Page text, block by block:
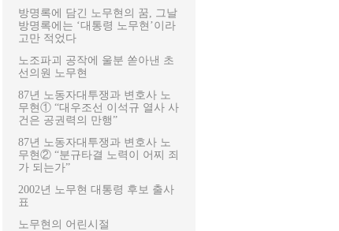
방명록에 담긴 노무현의 꿈, 그날
방명록에는 ‘대통령 노무현’이라
고만 적었다
노조파괴 공작에 울분 쏟아낸 초
선의원 노무현
87년 노동자대투쟁과 변호사 노
무현① “대우조선 이석규 열사 사
건은 공권력의 만행”
87년 노동자대투쟁과 변호사 노
무현② “분규타결 노력이 어찌 죄
가 되는가”
2002년 노무현 대통령 후보 출사
표
노무현의 어린시절